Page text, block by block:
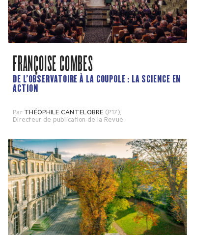
FRANÇOISE COMBES
DE L’OBSERVATOIRE À LA COUPOLE : LA SCIENCE EN
ACTION
Par THÉOPHILE CANTELOBRE (P17),
Directeur de publication de la Revue